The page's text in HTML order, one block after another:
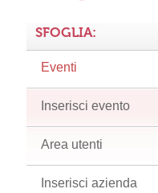
SFOGLIA:
Eventi
Inserisci evento
Area utenti
Inserisci azienda